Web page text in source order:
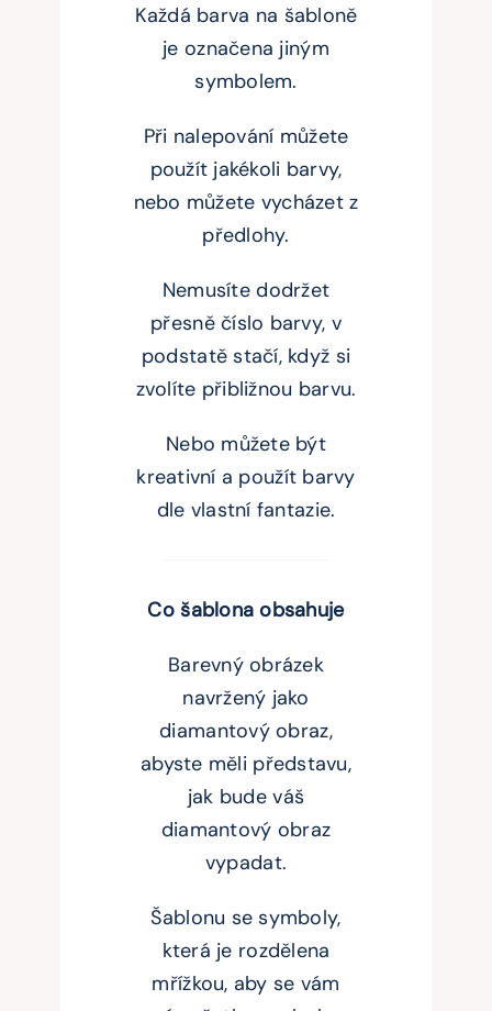
Každá barva na šabloně
je označena jiným
symbolem.
Při nalepování můžete
použít jakékoli barvy,
nebo můžete vycházet z
předlohy.
Nemusíte dodržet
přesně číslo barvy, v
podstatě stačí, když si
zvolíte přibližnou barvu.
Nebo můžete být
kreativní a použít barvy
dle vlastní fantazie.
Co šablona obsahuje
Barevný obrázek
navržený jako
diamantový obraz,
abyste měli představu,
jak bude váš
diamantový obraz
vypadat.
Šablonu se symboly,
která je rozdělena
mřížkou, aby se vám